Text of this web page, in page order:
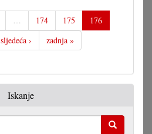
… 174 175
176
sljedeća › zadnja »
Iskanje